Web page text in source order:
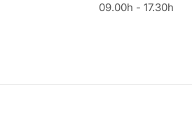
09.00h - 17.30h